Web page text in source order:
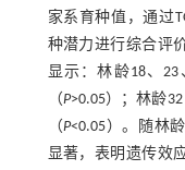
家系育种值，通过
种潜力进行综合评
显示：林龄18、
（P>0.05）；林龄
（P<0.05）。随林
显著，表明遗传效